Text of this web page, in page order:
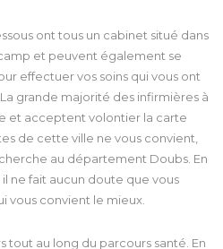
ont tous un cabinet situé dans
et peuvent également se
effectuer vos soins qui vous ont
grande majorité des infirmières à
et acceptent volontier la carte
de cette ville ne vous convient,
au département Doubs. En
ne fait aucun doute que vous
vous convient le mieux.
tout au long du parcours santé. En